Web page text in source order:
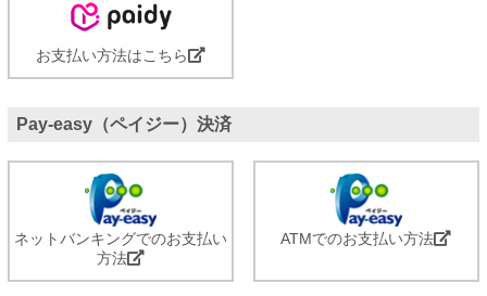
お支払い方法はこちら
Pay-easy（ペイジー）決済
ネットバンキングでのお支払い
方法
ATMでのお支払い方法